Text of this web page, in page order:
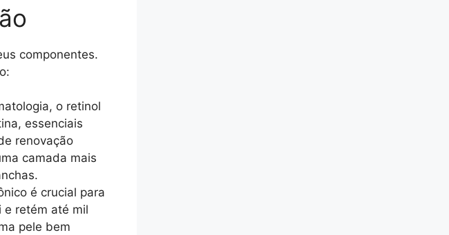
componentes.
o retinol
essenciais
renovação
camada mais
é crucial para
e retém até mil
pele bem